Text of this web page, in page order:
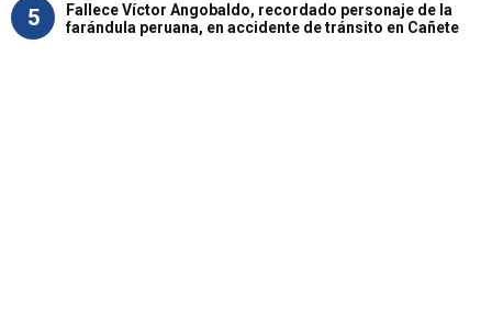
5
Fallece Víctor Angobaldo, recordado personaje de la
farándula peruana, en accidente de tránsito en Cañete